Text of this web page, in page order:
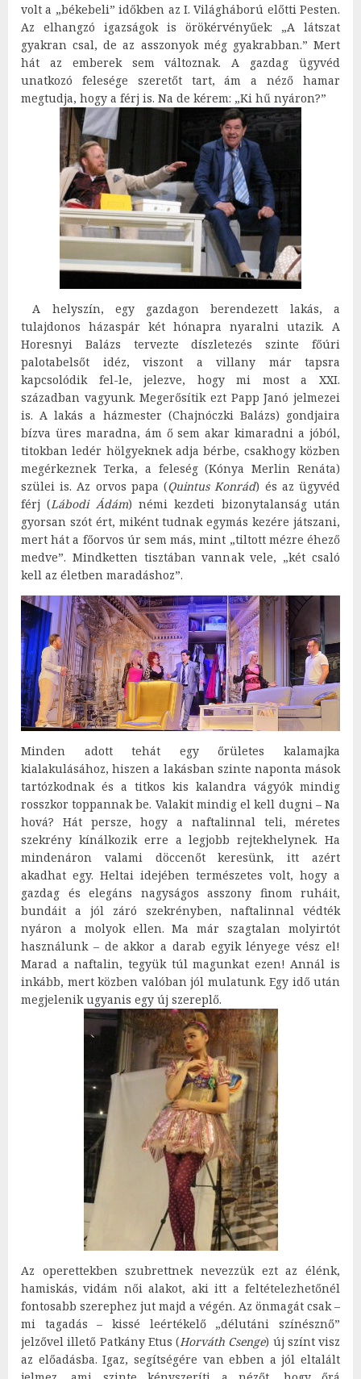
volt a „békebeli” időkben az I. Világháború előtti Pesten.
Az elhangzó igazságok is örökérvényűek: „A látszat
gyakran csal, de az asszonyok még gyakrabban.” Mert
hát az emberek sem változnak. A gazdag ügyvéd
unatkozó felesége szeretőt tart, ám a néző hamar
megtudja, hogy a férj is. Na de kérem: „Ki hű nyáron?”
A helyszín, egy gazdagon berendezett lakás, a
tulajdonos házaspár két hónapra nyaralni utazik. A
Horesnyi Balázs tervezte díszletezés szinte főúri
palotabelsőt idéz, viszont a villany már tapsra
kapcsolódik fel-le, jelezve, hogy mi most a XXI.
században vagyunk. Megerősítik ezt Papp Janó jelmezei
is. A lakás a házmester (Chajnóczki Balázs) gondjaira
bízva üres maradna, ám ő sem akar kimaradni a jóból,
titokban ledér hölgyeknek adja bérbe, csakhogy közben
megérkeznek Terka, a feleség (Kónya Merlin Renáta)
szülei is. Az orvos papa (Quintus Konrád) és az ügyvéd
férj (Lábodi Ádám) némi kezdeti bizonytalanság után
gyorsan szót ért, miként tudnak egymás kezére játszani,
mert hát a főorvos úr sem más, mint „tiltott mézre éhező
medve”. Mindketten tisztában vannak vele, „két csaló
kell az életben maradáshoz”.
Minden adott tehát egy őrületes kalamajka
kialakulásához, hiszen a lakásban szinte naponta mások
tartózkodnak és a titkos kis kalandra vágyók mindig
rosszkor toppannak be. Valakit mindig el kell dugni – Na
hová? Hát persze, hogy a naftalinnal teli, méretes
szekrény kínálkozik erre a legjobb rejtekhelynek. Ha
mindenáron valami döccenőt keresünk, itt azért
akadhat egy. Heltai idejében természetes volt, hogy a
gazdag és elegáns nagyságos asszony finom ruháit,
bundáit a jól záró szekrényben, naftalinnal védték
nyáron a molyok ellen. Ma már szagtalan molyirtót
használunk – de akkor a darab egyik lényege vész el!
Marad a naftalin, tegyük túl magunkat ezen! Annál is
inkább, mert közben valóban jól mulatunk. Egy idő után
megjelenik ugyanis egy új szereplő.
Az operettekben szubrettnek nevezzük ezt az élénk,
hamiskás, vidám női alakot, aki itt a feltételezhetőnél
fontosabb szerephez jut majd a végén. Az önmagát csak –
mi tagadás – kissé leértékelő „délutáni színésznő”
jelzővel illető Patkány Etus (Horváth Csenge) új színt visz
az előadásba. Igaz, segítségére van ebben a jól eltalált